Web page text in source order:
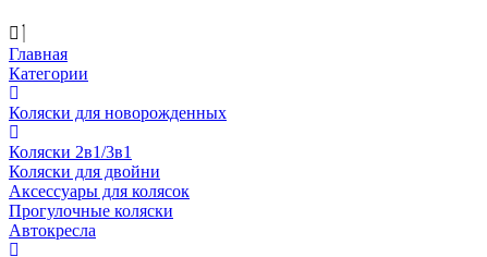
Главная
Категории
Коляски для новорожденных
Коляски 2в1/3в1
Коляски для двойни
Аксессуары для колясок
Прогулочные коляски
Автокресла